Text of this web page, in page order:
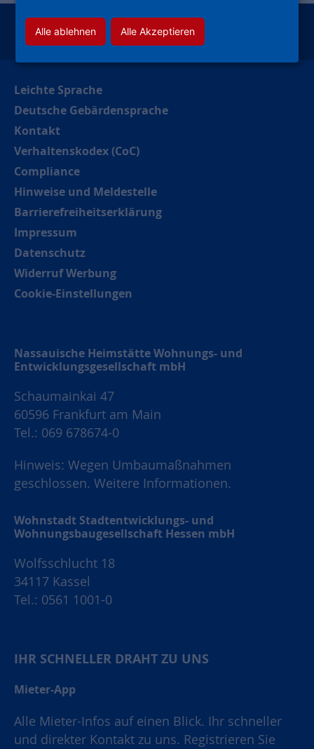
instagramfacebookyoutubelinkedin
Leichte Sprache
Deutsche Gebärdensprache
Kontakt
Verhaltenskodex (CoC)
Compliance
Hinweise und Meldestelle
Barrierefreiheitserklärung
Impressum
Datenschutz
Widerruf Werbung
Cookie-Einstellungen
Nassauische Heimstätte Wohnungs- und
Entwicklungsgesellschaft mbH
Schaumainkai 47
60596 Frankfurt am Main
Tel.: 069 678674-0
Hinweis: Wegen Umbaumaßnahmen
geschlossen. Weitere Informationen.
Wohnstadt Stadtentwicklungs- und
Wohnungsbaugesellschaft Hessen mbH
Wolfsschlucht 18
34117 Kassel
Tel.: 0561 1001-0
IHR SCHNELLER DRAHT ZU UNS
Mieter-App
Alle Mieter-Infos auf einen Blick. Ihr schneller
und direkter Kontakt zu uns. Registrieren Sie
Alle ablehnen Alle Akzeptieren